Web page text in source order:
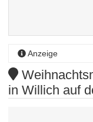
Anzeige
in Willich auf